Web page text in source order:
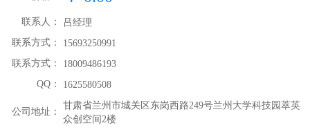
联系人： 吕经理
联系方式： 15693250991
联系方式： 18009486193
QQ： 1625580508
公司地址：
甘肃省兰州市城关区东岗西路249号兰州大学科技园萃英
众创空间2楼